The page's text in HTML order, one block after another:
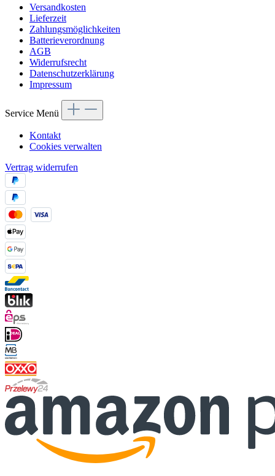
Versandkosten
Lieferzeit
Zahlungsmöglichkeiten
Batterieverordnung
AGB
Widerrufsrecht
Datenschutzerklärung
Impressum
Service Menü
Kontakt
Cookies verwalten
Vertrag widerrufen